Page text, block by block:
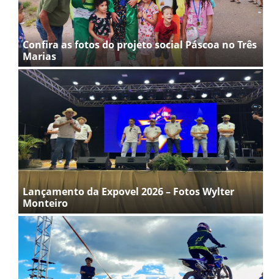
Confira as fotos do projeto social Páscoa no Três
Marias
Lançamento da Expovel 2026 – Fotos Wylter
Monteiro